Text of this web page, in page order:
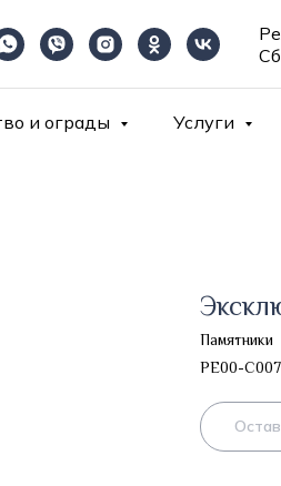
и ограды Услуги
Памятники
PE00-